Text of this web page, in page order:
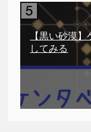
【黒い砂漠
してみる